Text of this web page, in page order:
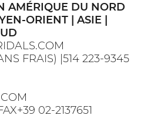
AMÉRIQUE DU NORD
ORIENT | ASIE |
FRAIS) |514 223-9345
02-2137651